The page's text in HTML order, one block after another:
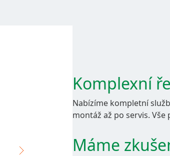
Komplexní
Nabízíme kompletní
montáž až po servis.
Máme